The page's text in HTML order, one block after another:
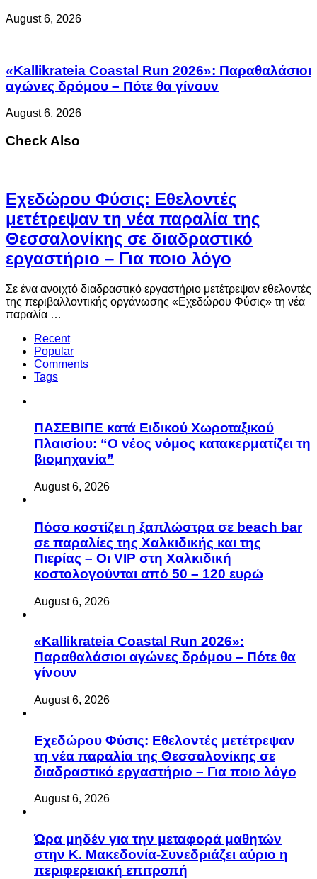
August 6, 2026
«Kallikrateia Coastal Run 2026»: Παραθαλάσιοι
αγώνες δρόμου – Πότε θα γίνουν
August 6, 2026
Check Also
Eχεδώρου Φύσις: Εθελοντές
μετέτρεψαν τη νέα παραλία της
Θεσσαλονίκης σε διαδραστικό
εργαστήριο – Για ποιο λόγο
Σε ένα ανοιχτό διαδραστικό εργαστήριο μετέτρεψαν εθελοντές
της περιβαλλοντικής οργάνωσης «Εχεδώρου Φύσις» τη νέα
παραλία …
Recent
Popular
Comments
Tags
ΠΑΣΕΒΙΠΕ κατά Ειδικού Χωροταξικού
Πλαισίου: “Ο νέος νόμος κατακερματίζει τη
βιομηχανία”
August 6, 2026
Πόσο κοστίζει η ξαπλώστρα σε beach bar
σε παραλίες της Χαλκιδικής και της
Πιερίας – Οι VIP στη Χαλκιδική
κοστολογούνται από 50 – 120 ευρώ
August 6, 2026
«Kallikrateia Coastal Run 2026»:
Παραθαλάσιοι αγώνες δρόμου – Πότε θα
γίνουν
August 6, 2026
Eχεδώρου Φύσις: Εθελοντές μετέτρεψαν
τη νέα παραλία της Θεσσαλονίκης σε
διαδραστικό εργαστήριο – Για ποιο λόγο
August 6, 2026
Ώρα μηδέν για την μεταφορά μαθητών
στην Κ. Μακεδονία-Συνεδριάζει αύριο η
περιφερειακή επιτροπή